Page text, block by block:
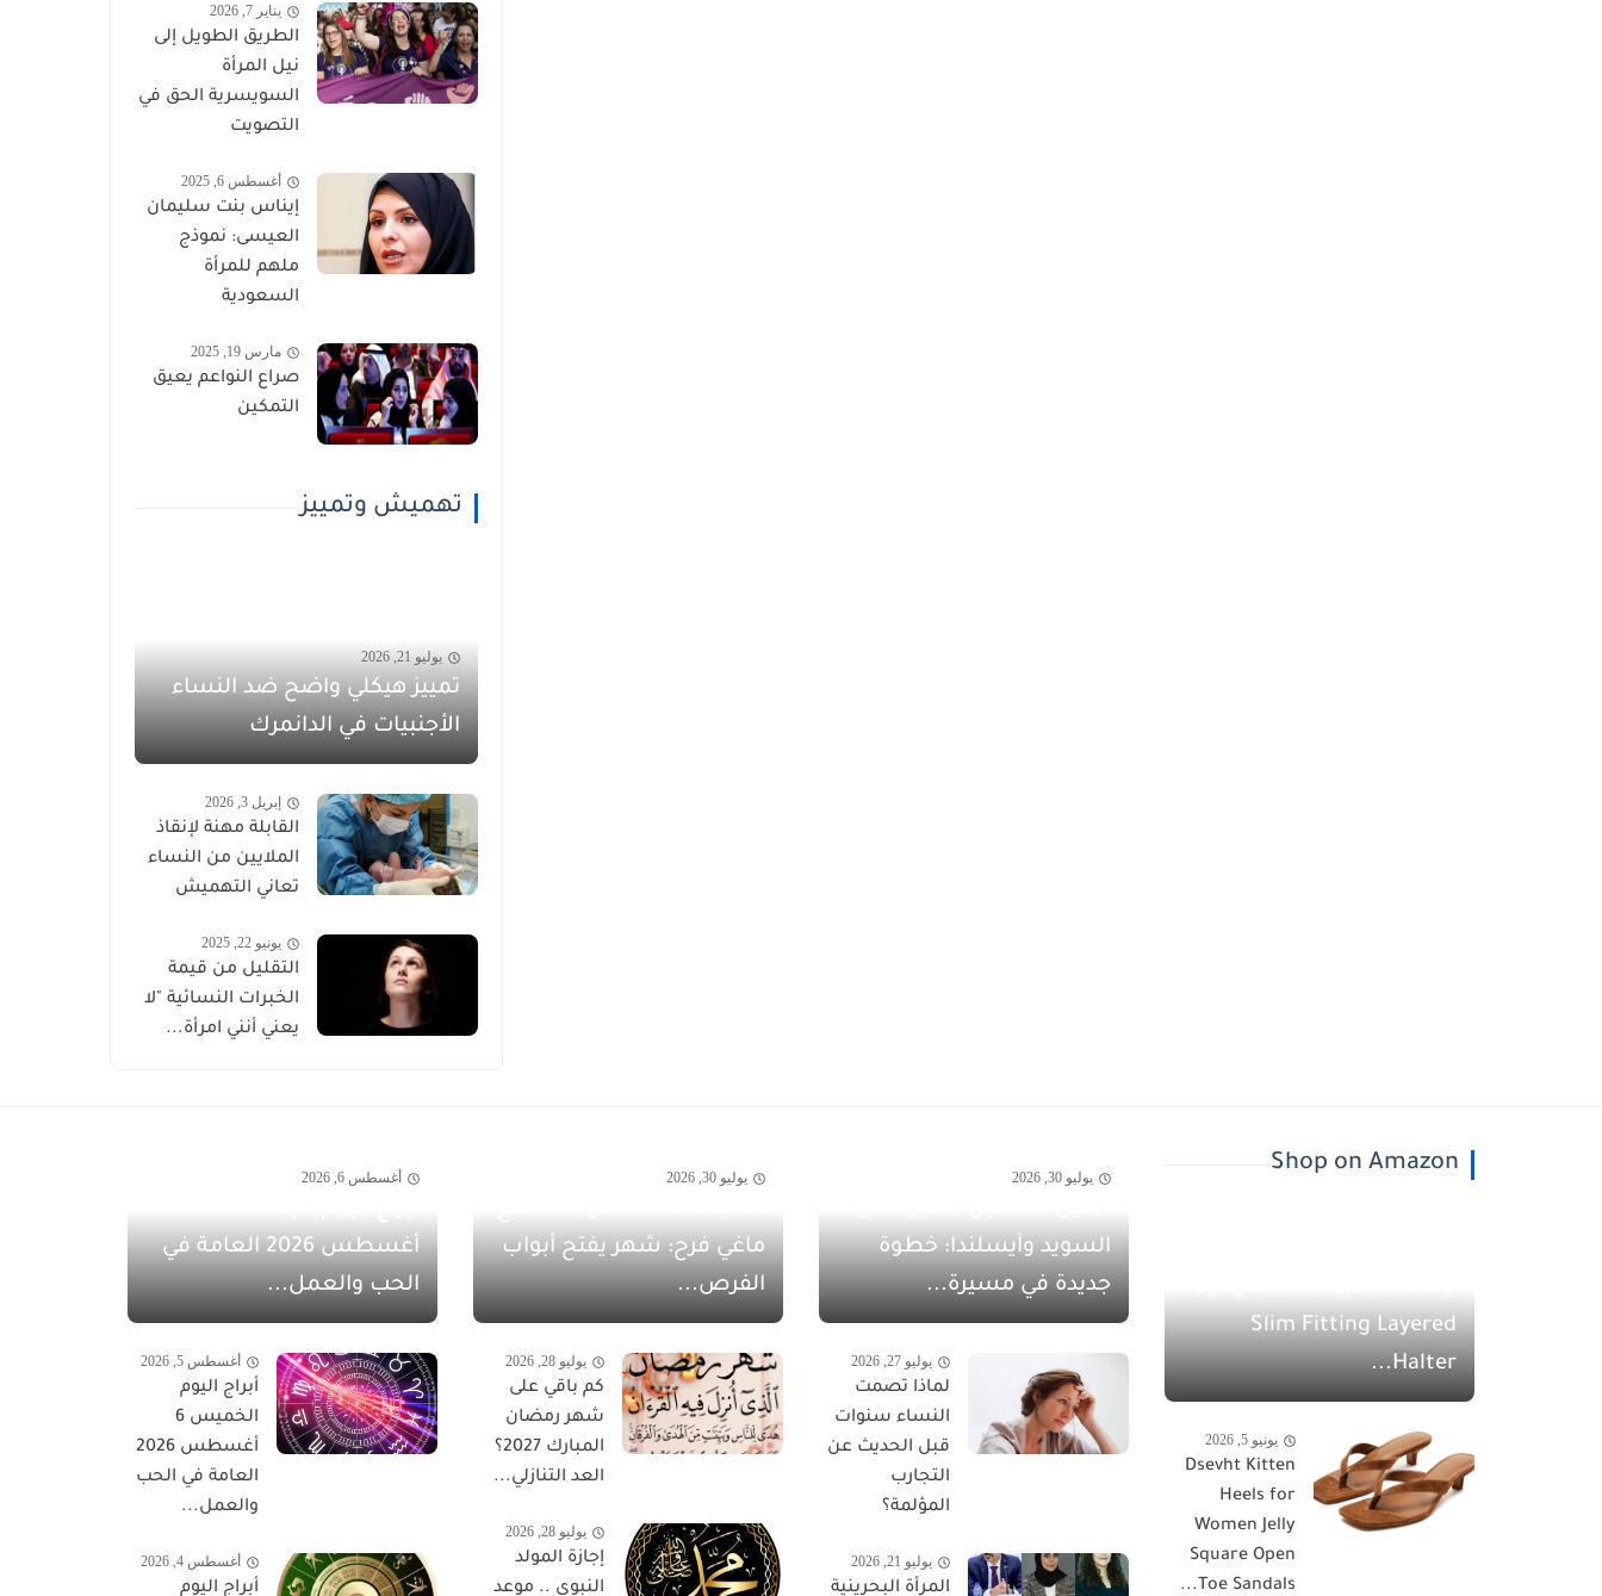
يناير 7, 2026
الطريق الطويل إلى
نيل المرأة
السويسرية الحق في
التصويت
أغسطس 6, 2025
إيناس بنت سليمان
العيسى: نموذج
ملهم للمرأة
السعودية
مارس 19, 2025
صراع النواعم يعيق
التمكين
تهميش وتمييز
يوليو 21, 2026
تمييز هيكلي واضح ضد النساء
الأجنبيات في الدانمرك
إبريل 3, 2026
القابلة مهنة لإنقاذ
الملايين من النساء
تعاني التهميش
يونيو 22, 2025
التقليل من قيمة
الخبرات النسائية "لا
يعني أنني امرأة...
Shop on Amazon
Slim Fitting Layered
Halter...
يونيو 5, 2026
Dsevht Kitten
Heels for
Women Jelly
Square Open
Toe Sandals...
يوليو 30, 2026
السويد وآيسلندا: خطوة
جديدة في مسيرة...
يوليو 27, 2026
لماذا تصمت
النساء سنوات
قبل الحديث عن
التجارب
المؤلمة؟
يوليو 21, 2026
المرأة البحرينية
يوليو 30, 2026
ماغي فرح: شهر يفتح أبواب
الفرص...
يوليو 28, 2026
كم باقي على
شهر رمضان
المبارك 2027؟
العد التنازلي...
يوليو 28, 2026
إجازة المولد
النبوي .. موعد
أغسطس 6, 2026
أغسطس 2026 العامة في
الحب والعمل...
أغسطس 5, 2026
أبراج اليوم
الخميس 6
أغسطس 2026
العامة في الحب
والعمل...
أغسطس 4, 2026
أبراج اليوم